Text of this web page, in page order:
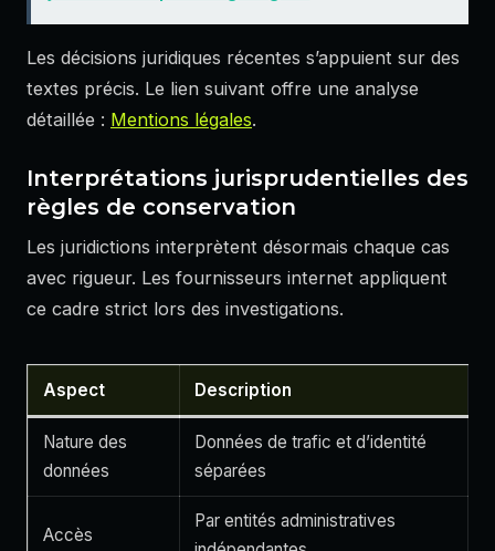
Les décisions juridiques récentes s’appuient sur des
textes précis. Le lien suivant offre une analyse
détaillée : Mentions légales.
Interprétations jurisprudentielles des
règles de conservation
Les juridictions interprètent désormais chaque cas
avec rigueur. Les fournisseurs internet appliquent
ce cadre strict lors des investigations.
Aspect Description
Nature des
données
Données de trafic et d’identité
séparées
Accès
Par entités administratives